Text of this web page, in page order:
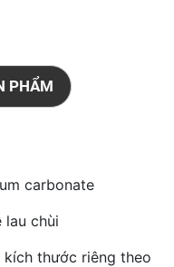
PHẨM
carbonate
chùi
thước riêng theo